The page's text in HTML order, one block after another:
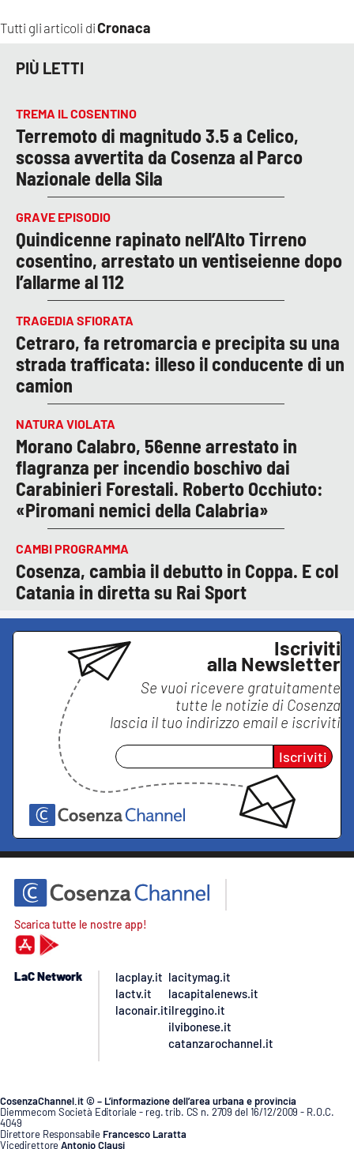
Tutti gli articoli diCronaca
PIÙ LETTI
TREMA IL COSENTINO
Terremoto di magnitudo 3.5 a Celico,
scossa avvertita da Cosenza al Parco
Nazionale della Sila
GRAVE EPISODIO
Quindicenne rapinato nell’Alto Tirreno
cosentino, arrestato un ventiseienne dopo
l’allarme al 112
TRAGEDIA SFIORATA
Cetraro, fa retromarcia e precipita su una
strada trafficata: illeso il conducente di un
camion
NATURA VIOLATA
Morano Calabro, 56enne arrestato in
flagranza per incendio boschivo dai
Carabinieri Forestali. Roberto Occhiuto:
«Piromani nemici della Calabria»
CAMBI PROGRAMMA
Cosenza, cambia il debutto in Coppa. E col
Catania in diretta su Rai Sport
Iscriviti
alla Newsletter
Se vuoi ricevere gratuitamente
tutte le notizie di Cosenza
lascia il tuo indirizzo email e iscriviti
Iscriviti
Scarica tutte le nostre app!
LaC Network
lacplay.it
lactv.it
laconair.it
lacitymag.it
lacapitalenews.it
ilreggino.it
ilvibonese.it
catanzarochannel.it
CosenzaChannel.it © – L’informazione dell’area urbana e provincia
Diemmecom Società Editoriale - reg. trib. CS n. 2709 del 16/12/2009 - R.O.C.
4049
Direttore Responsabile Francesco Laratta
VicedirettoreAntonio Clausi